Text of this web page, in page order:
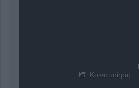
Κοινοποίηση